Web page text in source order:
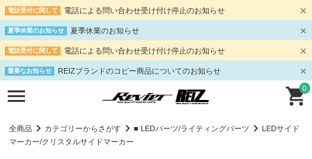
電話受付に関して 電話による問い合わせ受け付け停止のお知らせ
夏季休業のお知らせ 夏季休業のお知らせ
電話受付に関して 電話による問い合わせ受け付け停止のお知らせ
重要なお知らせ REIZブランドのコピー商品についてのお知らせ
0
全商品 カテゴリーからさがす ■ LEDパーツ/ライティングパーツ
LEDサイド
マーカー/クリスタルサイドマーカー